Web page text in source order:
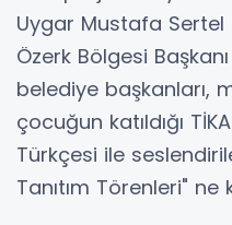
Uygar Mustafa Sertel
Özerk Bölgesi
belediye başkanları,
çocuğun katıldığı
Türkçesi ile
Tanıtım Törenleri" ne